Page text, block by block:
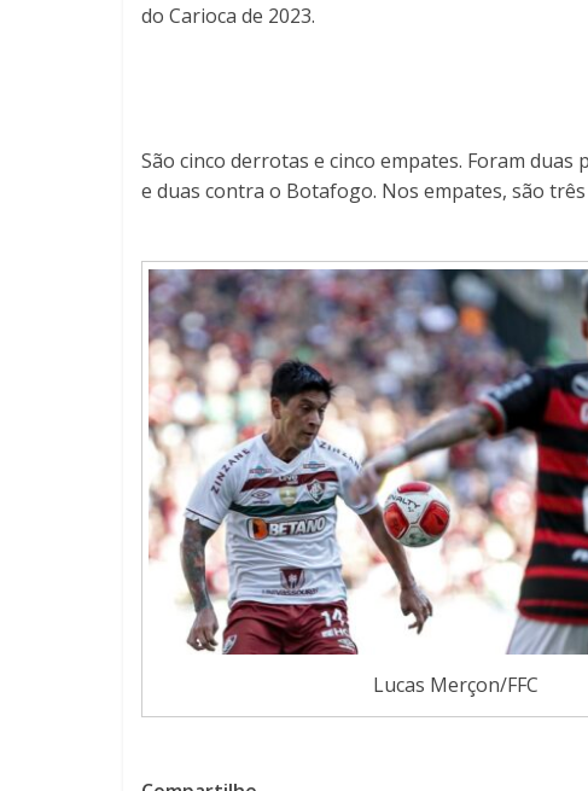
do Carioca de 2023.
São cinco derrotas e cinco empates. Foram
e duas contra o Botafogo. Nos empates, são
Lucas Merçon/FFC